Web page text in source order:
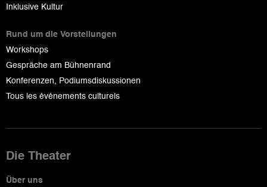
Inklusive Kultur
Rund um die Vorstellungen
Workshops
Gespräche am Bühnenrand
Konferenzen, Podiumsdiskussionen
Tous les événements culturels
Die Theater
Über uns